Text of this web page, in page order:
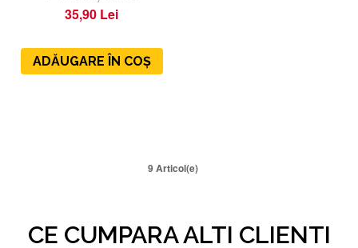
35,90 Lei
ADĂUGARE ÎN COȘ
9 Articol(e)
CE CUMPARA ALTI CLIENTI